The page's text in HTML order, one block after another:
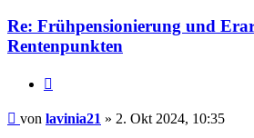
Re: Frühpensionierung und
Rentenpunkten
Beitrag
von lavinia21 » 2. Okt 2024, 10:35